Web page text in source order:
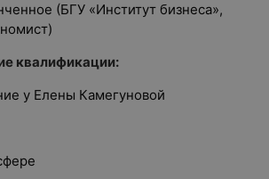
(БГУ «Институт бизнеса»,
квалификации:
у Елены Камегуновой